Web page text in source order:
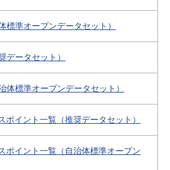
標準オープンデータセット）
データセット）
体標準オープンデータセット）
ポイント一覧（推奨データセット）
ポイント一覧（自治体標準オープン